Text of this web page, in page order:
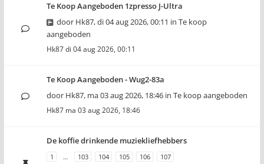
Te Koop Aangeboden 1zpresso J-Ultra
door Hk87,di 04 aug 2026, 00:11 in Te koop
aangeboden
Hk87di 04 aug 2026, 00:11
Te Koop Aangeboden - Wug2-83a
door Hk87, ma 03 aug 2026, 18:46 in Te koop aangeboden
Hk87 ma 03 aug 2026, 18:46
De koffie drinkende muziekliefhebbers
1 … 103 104 105 106 107